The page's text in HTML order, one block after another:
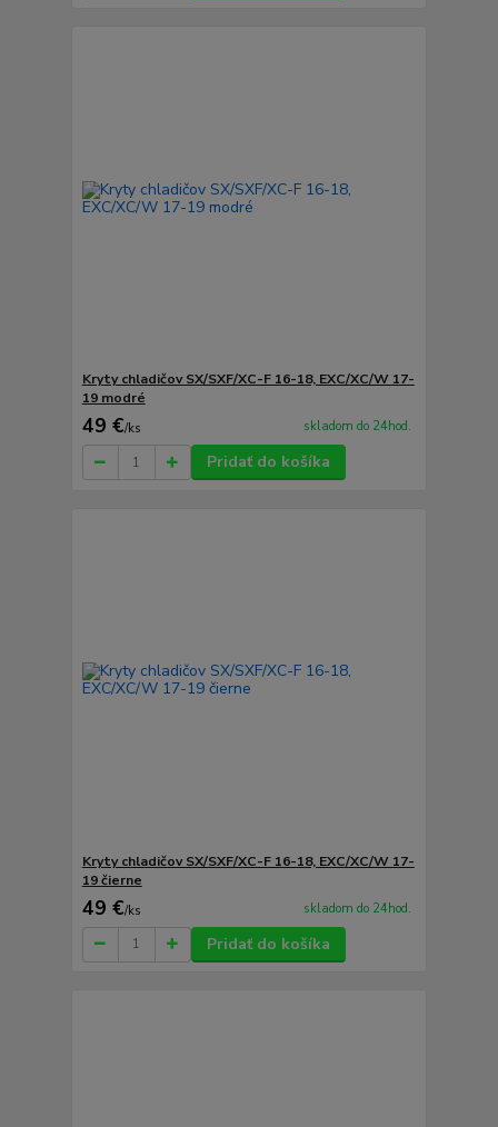
Kryty chladičov SX/SXF/XC-F 16-18, EXC/XC/W 17-
19 modré
49 €/ks skladom do 24hod.
Pridať do košíka
Kryty chladičov SX/SXF/XC-F 16-18, EXC/XC/W 17-
19 čierne
49 €/ks skladom do 24hod.
Pridať do košíka